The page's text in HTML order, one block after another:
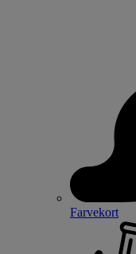
Farvekort